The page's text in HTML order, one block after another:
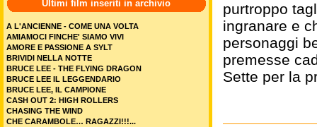
purtroppo
ingranare e
personaggi
premesse
Sette per la
Ultimi film inseriti in archivio
A L'ANCIENNE - COME UNA VOLTA
AMIAMOCI FINCHE' SIAMO VIVI
AMORE E PASSIONE A SYLT
BRIVIDI NELLA NOTTE
BRUCE LEE - THE FLYING DRAGON
BRUCE LEE IL LEGGENDARIO
BRUCE LEE, IL CAMPIONE
CASH OUT 2: HIGH ROLLERS
CHASING THE WIND
CHE CARAMBOLE… RAGAZZI!!!...